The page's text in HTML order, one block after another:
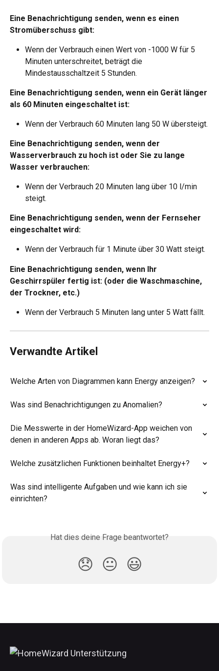
Eine Benachrichtigung senden, wenn es einen
Stromüberschuss gibt:
Wenn der Verbrauch einen Wert von -1000 W für 5
Minuten unterschreitet, beträgt die
Mindestausschaltzeit 5 Stunden.
Eine Benachrichtigung senden, wenn ein Gerät länger
als 60 Minuten eingeschaltet ist:
Wenn der Verbrauch 60 Minuten lang 50 W übersteigt.
Eine Benachrichtigung senden, wenn der
Wasserverbrauch zu hoch ist oder Sie zu lange
Wasser verbrauchen:
Wenn der Verbrauch 20 Minuten lang über 10 l/min
steigt.
Eine Benachrichtigung senden, wenn der Fernseher
eingeschaltet wird:
Wenn der Verbrauch für 1 Minute über 30 Watt steigt.
Eine Benachrichtigung senden, wenn Ihr
Geschirrspüler fertig ist: (oder die Waschmaschine,
der Trockner, etc.)
Wenn der Verbrauch 5 Minuten lang unter 5 Watt fällt.
Verwandte Artikel
Welche Arten von Diagrammen kann Energy anzeigen?
Was sind Benachrichtigungen zu Anomalien?
Die Messwerte in der HomeWizard-App weichen von
denen in anderen Apps ab. Woran liegt das?
Welche zusätzlichen Funktionen beinhaltet Energy+?
Was sind intelligente Aufgaben und wie kann ich sie
einrichten?
Hat dies deine Frage beantwortet?
😞 😐 😃